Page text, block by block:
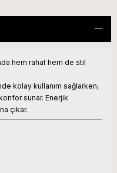
hem rahat hem de stil
kolay kullanım sağlarken,
sunar. Enerjik
çıkar.